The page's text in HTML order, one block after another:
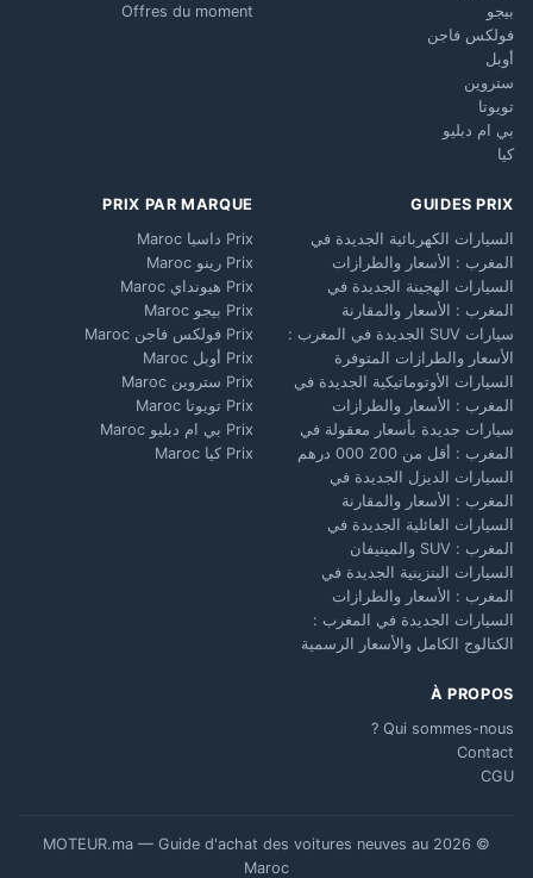
بيجو
فولكس فاجن
أوبل
ستروين
تويوتا
بي ام دبليو
كيا
Offres du moment
GUIDES PRIX
السيارات الكهربائية الجديدة في
المغرب : الأسعار والطرازات
السيارات الهجينة الجديدة في
المغرب : الأسعار والمقارنة
سيارات SUV الجديدة في المغرب :
الأسعار والطرازات المتوفرة
السيارات الأوتوماتيكية الجديدة في
المغرب : الأسعار والطرازات
سيارات جديدة بأسعار معقولة في
المغرب : أقل من 200 000 درهم
السيارات الديزل الجديدة في
المغرب : الأسعار والمقارنة
السيارات العائلية الجديدة في
المغرب : SUV والمينيفان
السيارات البنزينية الجديدة في
المغرب : الأسعار والطرازات
السيارات الجديدة في المغرب :
الكتالوج الكامل والأسعار الرسمية
PRIX PAR MARQUE
Prix داسيا Maroc
Prix رينو Maroc
Prix هيونداي Maroc
Prix بيجو Maroc
Prix فولكس فاجن Maroc
Prix أوبل Maroc
Prix ستروين Maroc
Prix تويوتا Maroc
Prix بي ام دبليو Maroc
Prix كيا Maroc
À PROPOS
Qui sommes-nous ?
Contact
CGU
© 2026 MOTEUR.ma — Guide d'achat des voitures neuves au
Maroc